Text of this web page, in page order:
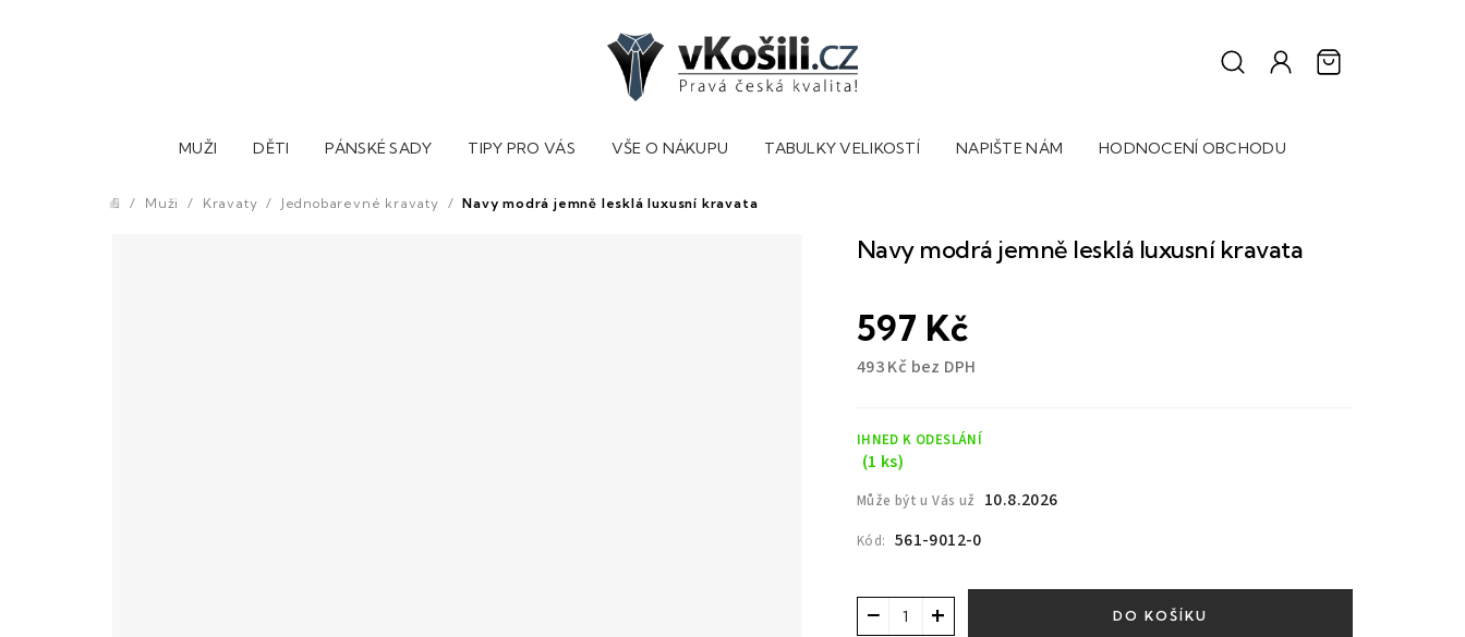
MUŽI DĚTI PÁNSKÉ SADY TIPY PRO VÁS VŠE O NÁKUPU TABULKY VELIKOSTÍ NAPIŠTE NÁM HODNOCENÍ OBCHODU
Domů
/ Muži / Kravaty / Jednobarevné kravaty / Navy modrá jemně lesklá luxusní kravata
Navy modrá jemně lesklá luxusní kravata
597 Kč
493 Kč bez DPH
IHNED K ODESLÁNÍ
(1 ks)
Může být u Vás už 10.8.2026
Kód: 561-9012-0
+
− DO KOŠÍKU